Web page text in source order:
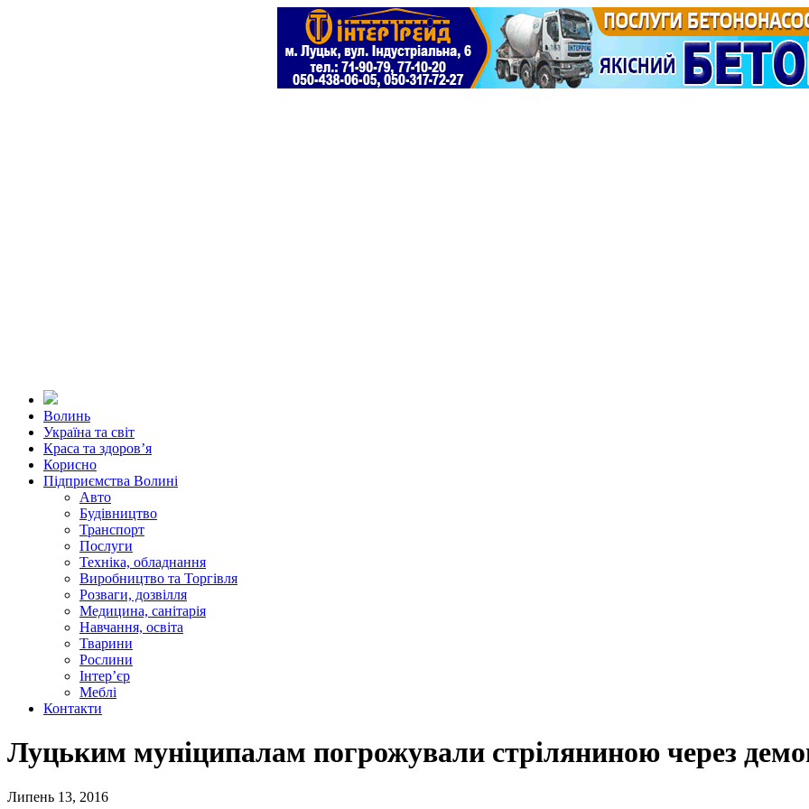
Волинь
Україна та світ
Краса та здоров’я
Корисно
Підприємства Волині
Авто
Будівництво
Транспорт
Послуги
Техніка, обладнання
Виробництво та Торгівля
Розваги, дозвілля
Медицина, санітарія
Навчання, освіта
Тварини
Рослини
Інтер’єр
Меблі
Контакти
Луцьким муніципалам погрожували стріляниною через
Липень 13, 2016